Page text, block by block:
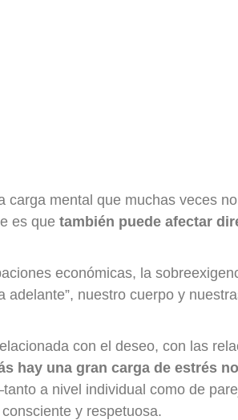
mental que muchas veces
es que también puede afectar
económicas, la
nuestro cuerpo y
con el deseo, con las
hay una gran carga de estrés
a nivel individual como de
y respetuosa.